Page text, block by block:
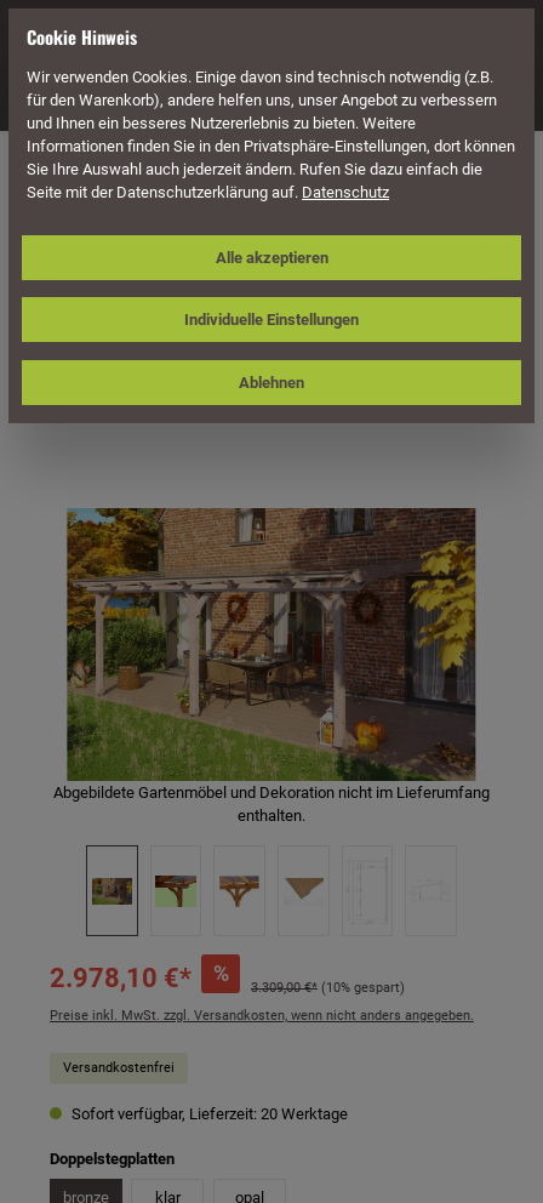
Navigation
Überdachung Terrassenüberdachungen
Skan Holz Terrassenüberdachung
Rimini 648 x 350 cm, Douglasie,
Doppelstegplatten
Bildergalerie überspringen
Abgebildete Gartenmöbel und Dekoration nicht im Lieferumfang
enthalten.
2.978,10 €* %
3.309,00 €* (10% gespart)
Preise inkl. MwSt. zzgl. Versandkosten, wenn nicht anders angegeben.
Versandkostenfrei
Sofort verfügbar, Lieferzeit: 20 Werktage
Doppelstegplattenauswählen
bronze klar opal
Cookie Hinweis
Wir verwenden Cookies. Einige davon sind technisch notwendig (z.B.
für den Warenkorb), andere helfen uns, unser Angebot zu verbessern
und Ihnen ein besseres Nutzererlebnis zu bieten. Weitere
Informationen finden Sie in den Privatsphäre-Einstellungen, dort können
Sie Ihre Auswahl auch jederzeit ändern. Rufen Sie dazu einfach die
Seite mit der Datenschutzerklärung auf. Datenschutz
Individuelle Einstellungen
Ablehnen
Alle akzeptieren